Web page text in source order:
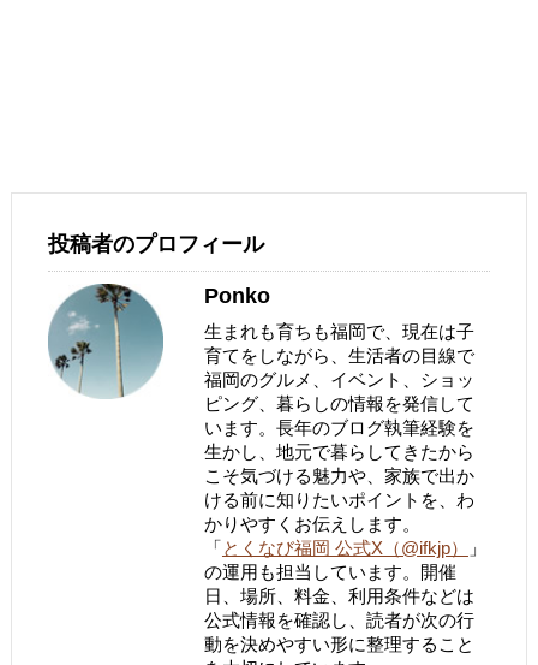
投稿者のプロフィール
Ponko
生まれも育ちも福岡で、現在は子
育てをしながら、生活者の目線で
福岡のグルメ、イベント、ショッ
ピング、暮らしの情報を発信して
います。長年のブログ執筆経験を
生かし、地元で暮らしてきたから
こそ気づける魅力や、家族で出か
ける前に知りたいポイントを、わ
かりやすくお伝えします。
「とくなび福岡 公式X（@ifkjp）
」
の運用も担当しています。開催
日、場所、料金、利用条件などは
公式情報を確認し、読者が次の行
動を決めやすい形に整理すること